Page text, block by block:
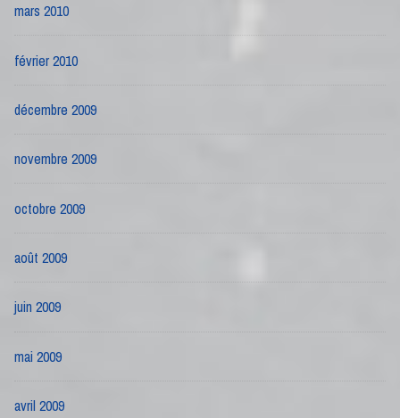
mars 2010
février 2010
décembre 2009
novembre 2009
octobre 2009
août 2009
juin 2009
mai 2009
avril 2009